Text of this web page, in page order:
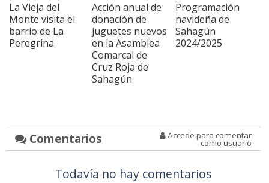
La Vieja del
Monte visita el
barrio de La
Peregrina
Acción anual de
donación de
juguetes nuevos
en la Asamblea
Comarcal de
Cruz Roja de
Sahagún
Programación
navideña de
Sahagún
2024/2025
Comentarios Accede para comentar
como usuario
Todavía no hay comentarios